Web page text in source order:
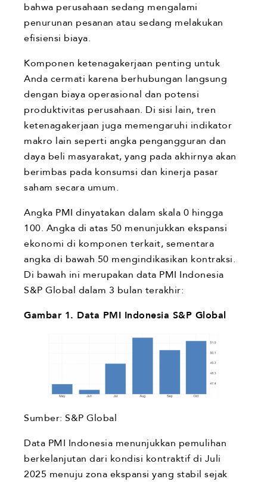
bahwa perusahaan sedang mengalami
penurunan pesanan atau sedang melakukan
efisiensi biaya.
Komponen ketenagakerjaan penting untuk
Anda cermati karena berhubungan langsung
dengan biaya operasional dan potensi
produktivitas perusahaan. Di sisi lain, tren
ketenagakerjaan juga memengaruhi indikator
makro lain seperti angka pengangguran dan
daya beli masyarakat, yang pada akhirnya akan
berimbas pada konsumsi dan kinerja pasar
saham secara umum.
Angka PMI dinyatakan dalam skala 0 hingga
100. Angka di atas 50 menunjukkan ekspansi
ekonomi di komponen terkait, sementara
angka di bawah 50 mengindikasikan kontraksi.
Di bawah ini merupakan data PMI Indonesia
S&P Global dalam 3 bulan terakhir:
Gambar 1. Data PMI Indonesia S&P Global
Sumber: S&P Global
Data PMI Indonesia menunjukkan pemulihan
berkelanjutan dari kondisi kontraktif di Juli
2025 menuju zona ekspansi yang stabil sejak